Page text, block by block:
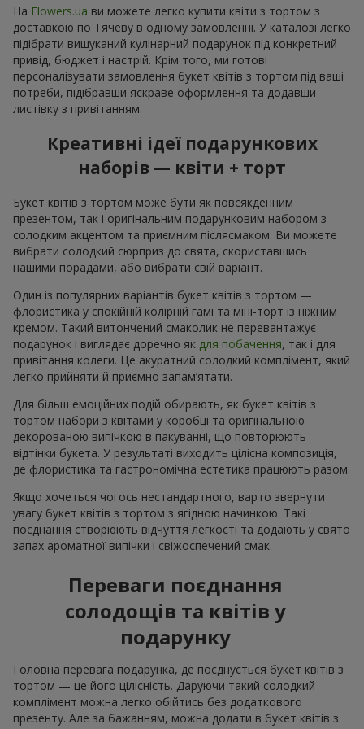
На Flowers.ua ви можете легко купити квіти з тортом з
доставкою по Тячеву в одному замовленні. У каталозі легко
підібрати вишуканий кулінарний подарунок під конкретний
привід, бюджет і настрій. Крім того, ми готові
персоналізувати замовлення букет квітів з тортом під ваші
потреби, підібравши яскраве оформлення та додавши
листівку з привітанням.
Креативні ідеї подарункових
наборів — квіти + торт
Букет квітів з тортом може бути як повсякденним
презентом, так і оригінальним подарунковим набором з
солодким акцентом та приємним післясмаком. Ви можете
вибрати солодкий сюрприз до свята, скориставшись
нашими порадами, або вибрати свій варіант.
Один із популярних варіантів букет квітів з тортом —
флористика у спокійній колірній гамі та міні-торт із ніжним
кремом. Такий витончений смаколик не перевантажує
подарунок і виглядає доречно як для побачення, так і для
привітання колеги. Це акуратний солодкий комплімент, який
легко прийняти й приємно запам’ятати.
Для більш емоційних подій обирають, як букет квітів з
тортом набори з квітами у коробці та оригінальною
декорованою випічкою в пакуванні, що повторюють
відтінки букета. У результаті виходить цілісна композиція,
де флористика та гастрономічна естетика працюють разом.
Якщо хочеться чогось нестандартного, варто звернути
увагу букет квітів з тортом з ягідною начинкою. Такі
поєднання створюють відчуття легкості та додають у свято
запах ароматної випічки і свіжоспечений смак.
Переваги поєднання
солодощів та квітів у
подарунку
Головна перевага подарунка, де поєднується букет квітів з
тортом — це його цілісність. Даруючи такий солодкий
комплімент можна легко обійтись без додаткового
презенту. Але за бажанням, можна додати в букет квітів з